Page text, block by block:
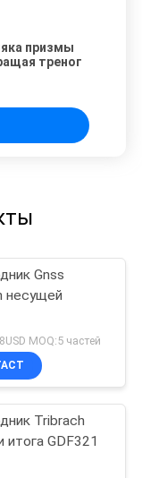
призмы
треног
Gnss
несущей
MOQ:5 частей
Tribrach
итога GDF321